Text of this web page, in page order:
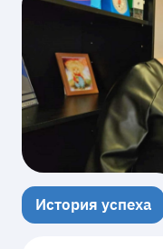
История успеха